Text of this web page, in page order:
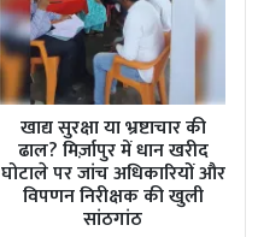
खाद्य सुरक्षा या भ्रष्टाचार की
ढाल? मिर्ज़ापुर में धान खरीद
घोटाले पर जांच अधिकारियों और
विपणन निरीक्षक की खुली
सांठगांठ